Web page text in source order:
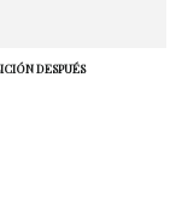
DESPUÉS